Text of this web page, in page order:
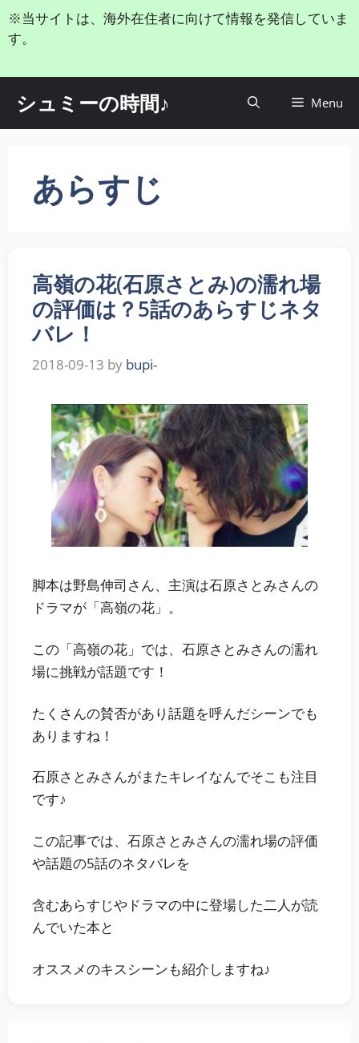
コ
ン
テ
ス
※当サイトは、海外在住者に向けて情報を発信していま
す。
シュミーの時間♪ Menu
あらすじ
高嶺の花(石原さとみ)の濡れ場
の評価は？5話のあらすじネタ
バレ！
2018-09-13 by bupi-
脚本は野島伸司さん、主演は石原さとみさんの
ドラマが「高嶺の花」。
この「高嶺の花」では、 石原さとみさんの濡れ
場に挑戦が話題です！
たくさんの賛否があり話題を呼んだシーンでも
ありますね！
石原さとみさんがまたキレイなんでそこも注目
です♪
この記事では、石原さとみさんの濡れ場の評価
や話題の5話のネタバレを
含むあらすじやドラマの中に登場した二人が読
んでいた本と
オススメのキスシーンも紹介しますね♪